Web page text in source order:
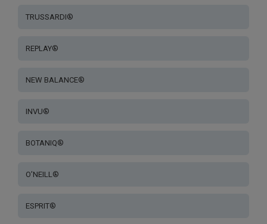
TRUSSARDI®
REPLAY®
NEW BALANCE®
INVU®
BOTANIQ®
O’NEILL®
ESPRIT®